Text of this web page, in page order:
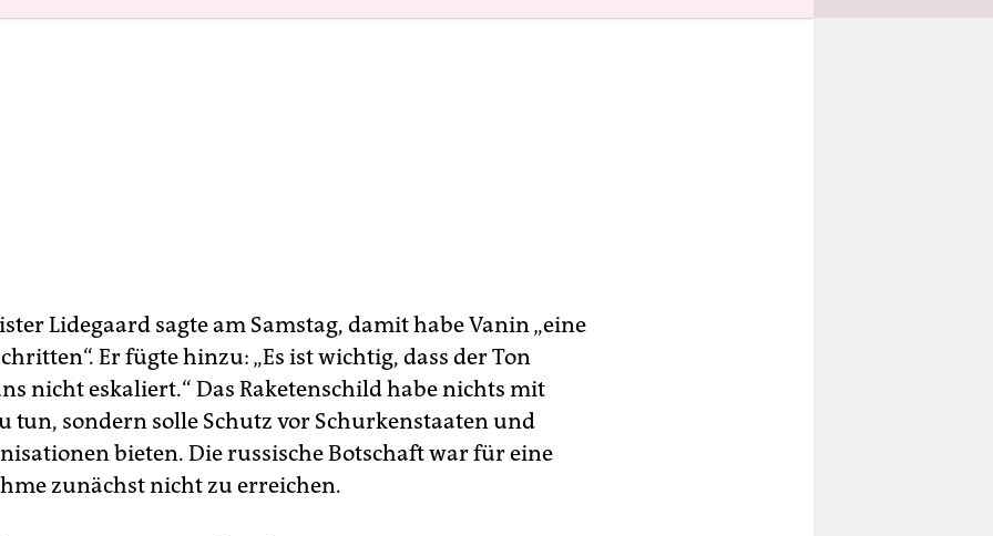
Lidegaard sagte am Samstag, damit habe Vanin „eine
Er fügte hinzu: „Es ist wichtig, dass der Ton
nicht eskaliert.“ Das Raketenschild habe nichts mit
tun, sondern solle Schutz vor Schurkenstaaten und
bieten. Die russische Botschaft war für eine
zunächst nicht zu erreichen.